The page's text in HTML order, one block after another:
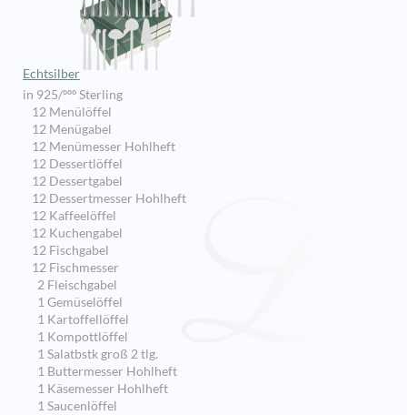
Echtsilber
in 925/ººº Sterling
12 Menülöffel
12 Menügabel
12 Menümesser Hohlheft
12 Dessertlöffel
12 Dessertgabel
12 Dessertmesser Hohlheft
12 Kaffeelöffel
12 Kuchengabel
12 Fischgabel
12 Fischmesser
2 Fleischgabel
1 Gemüselöffel
1 Kartoffellöffel
1 Kompottlöffel
1 Salatbstk groß 2 tlg.
1 Buttermesser Hohlheft
1 Käsemesser Hohlheft
1 Saucenlöffel